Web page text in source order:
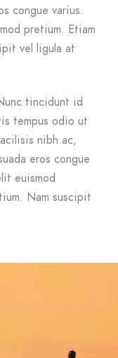
congue varius.
pretium. Etiam
vel ligula at
tincidunt id
tempus odio ut
nibh ac,
eros congue
euismod
Nam suscipit